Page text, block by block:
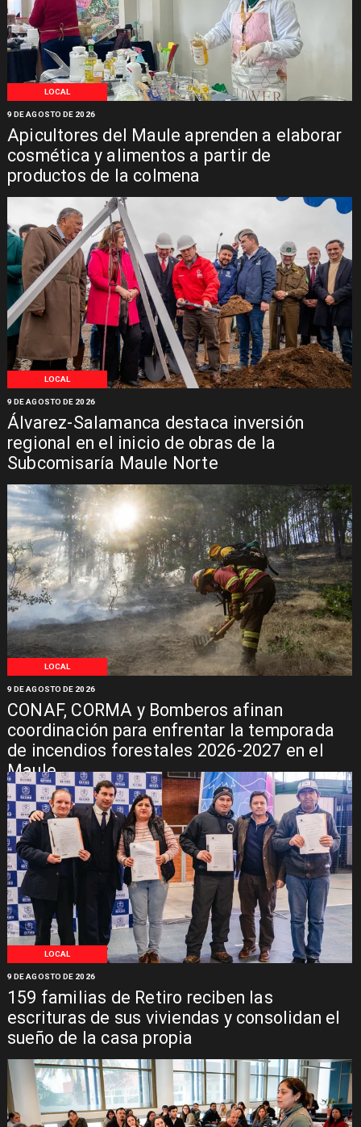
LOCAL
Apicultores del Maule aprenden a elaborar
cosmética y alimentos a partir de
productos de la colmena
9 DE AGOSTO DE 2026
LOCAL
Álvarez-Salamanca destaca inversión
regional en el inicio de obras de la
Subcomisaría Maule Norte
9 DE AGOSTO DE 2026
LOCAL
CONAF, CORMA y Bomberos afinan
coordinación para enfrentar la temporada
de incendios forestales 2026-2027 en el
Maule
9 DE AGOSTO DE 2026
LOCAL
159 familias de Retiro reciben las
escrituras de sus viviendas y consolidan el
sueño de la casa propia
9 DE AGOSTO DE 2026